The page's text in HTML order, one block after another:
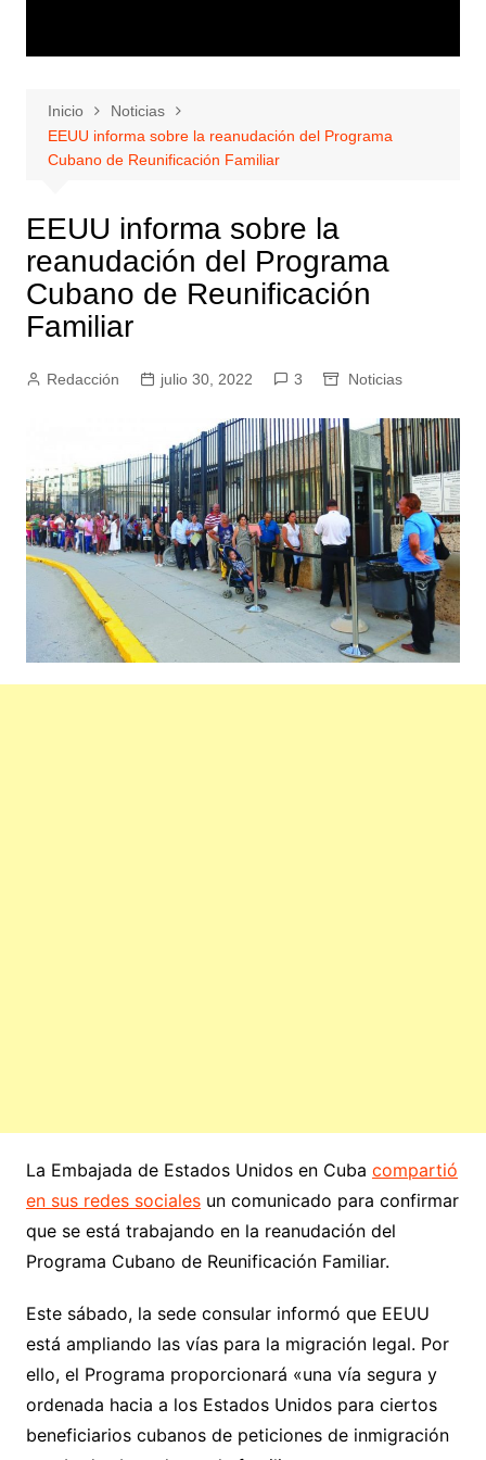
Inicio
Noticias
EEUU informa sobre la reanudación del Programa
Cubano de Reunificación Familiar
EEUU informa sobre la
reanudación del Programa
Cubano de Reunificación
Familiar
Redacción julio 30, 2022 3 Noticias
La Embajada de Estados Unidos en Cuba compartió
en sus redes socialesun comunicado para confirmar
que se está trabajando en la reanudación del
Programa Cubano de Reunificación Familiar.
Este sábado, la sede consular informó que EEUU
está ampliando las vías para la migración legal. Por
ello, el Programa proporcionará «una vía segura y
ordenada hacia a los Estados Unidos para ciertos
beneficiarios cubanos de peticiones de inmigración